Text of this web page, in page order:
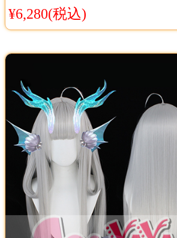
信中！コスプレウィッグ
Cosyaya通販 送料無料
¥6,280(税込)